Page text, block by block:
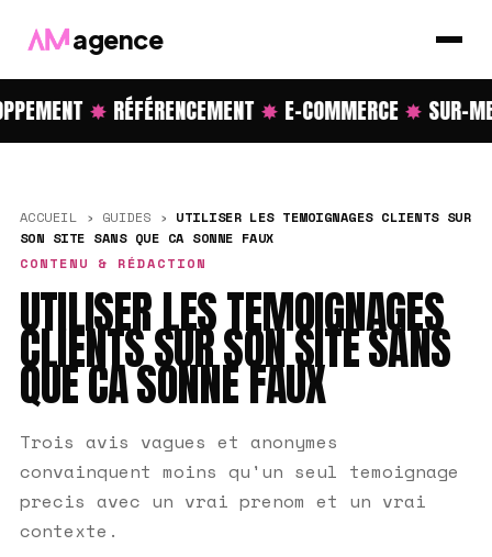
agence
✸RÉFÉRENCEMENT✸E-COMMERCE✸SUR-
ACCUEIL › GUIDES › UTILISER LES TEMOIGNAGES CLIENTS SUR
SON SITE SANS QUE CA SONNE FAUX
CONTENU & RÉDACTION
UTILISER LES TEMOIGNAGES
CLIENTS SUR SON SITE SANS
QUE CA SONNE FAUX
Trois avis vagues et anonymes
convainquent moins qu'un seul temoignage
precis avec un vrai prenom et un vrai
contexte.